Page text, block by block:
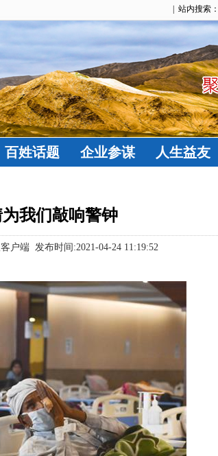
| 站内搜索：
百姓话题 企业参谋 人生益友
我们敲响警钟
端 发布时间:2021-04-24 11:19:52